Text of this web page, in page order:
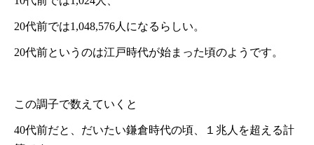
20代前では1,048,576人になるらしい。
20代前というのは江戸時代が始まった頃のようです。
この調子で数えていくと
40代前だと、だいたい鎌倉時代の頃、１兆人を超える計